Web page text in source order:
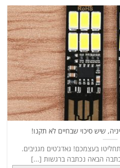
שיש סיכוי שבחיים לא תקנו!
תחליטו בעצמכם! גאדג’טים מגניבים.
הבאה נכתבה ברגשות [...]